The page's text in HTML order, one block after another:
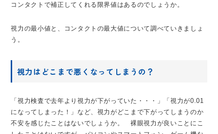
コンタクトで補正してくれる限界値はあるのでしょうか。
視力の最小値と、コンタクトの最大値について調べていきましょ
う。
視力はどこまで悪くなってしまうの？
「視力検査で去年より視力が下がっていた・・・」「視力が0.01
になってしまった！」など、視力がどこまで下がってしまうのか
不安を感じたことはないでしょうか。 裸眼視力が良いことにこ